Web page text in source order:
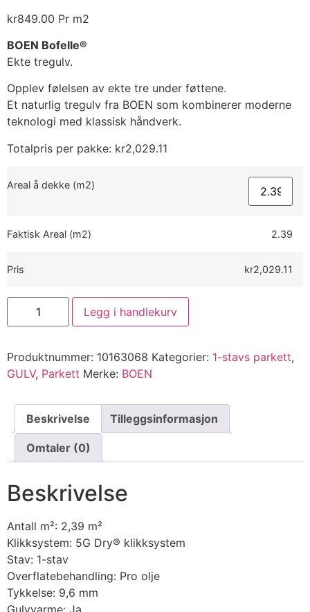
kr849.00 Pr m2
BOEN Bofelle®
Ekte tregulv.
Opplev følelsen av ekte tre under føttene.
Et naturlig tregulv fra BOEN som kombinerer moderne
teknologi med klassisk håndverk.
Totalpris per pakke: kr2,029.11
Areal å dekke (m2)
Faktisk Areal (m2) 2.39
Pris kr2,029.11
Legg i handlekurv
Produktnummer: 10163068 Kategorier: 1-stavs parkett,
GULV, Parkett Merke: BOEN
Beskrivelse Tilleggsinformasjon
Omtaler (0)
Beskrivelse
Antall m²: 2,39 m²
Klikksystem: 5G Dry® klikksystem
Stav: 1-stav
Overflatebehandling: Pro olje
Tykkelse: 9,6 mm
Gulvvarme: Ja